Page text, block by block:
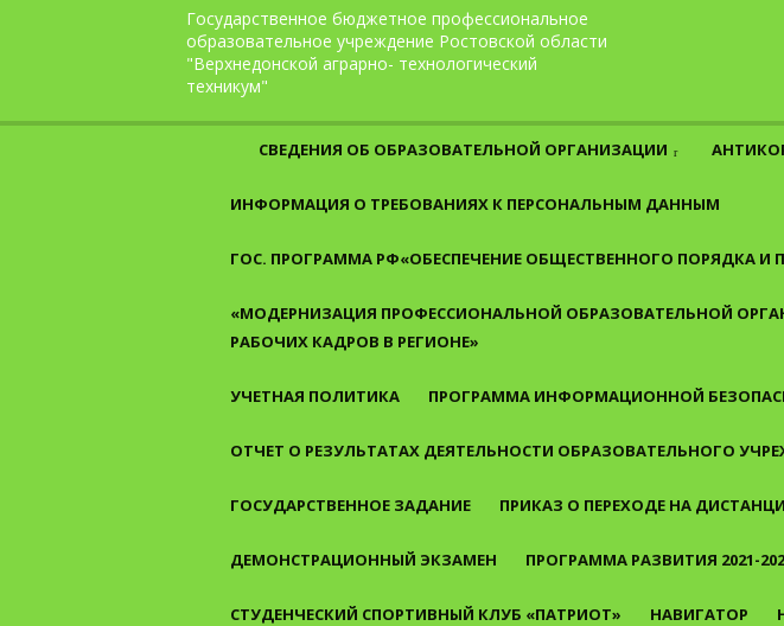
Перейти к содержаниюГосударственное бюджетное профессиональное
образовательное учреждение Ростовской области
"Верхнедонской аграрно- технологический
техникум"
СВЕДЕНИЯ ОБ ОБРАЗОВАТЕЛЬНОЙ ОРГАНИЗАЦИИ
ИНФОРМАЦИЯ О ТРЕБОВАНИЯХ К ПЕРСОНАЛЬНЫМ ДАННЫМ
ГОС. ПРОГРАММА РФ«ОБЕСПЕЧЕНИЕ ОБЩЕСТВЕННОГО ПОРЯДКА И
«МОДЕРНИЗАЦИЯ ПРОФЕССИОНАЛЬНОЙ ОБРАЗОВАТЕЛЬНОЙ
РАБОЧИХ КАДРОВ В РЕГИОНЕ»
УЧЕТНАЯ ПОЛИТИКА ПРОГРАММА ИНФОРМАЦИОННОЙ
ОТЧЕТ О РЕЗУЛЬТАТАХ ДЕЯТЕЛЬНОСТИ ОБРАЗОВАТЕЛЬНОГО
ГОСУДАРСТВЕННОЕ ЗАДАНИЕ ПРИКАЗ О ПЕРЕХОДЕ НА
ДЕМОНСТРАЦИОННЫЙ ЭКЗАМЕН ПРОГРАММА РАЗВИТИЯ 2021-
СТУДЕНЧЕСКИЙ СПОРТИВНЫЙ КЛУБ «ПАТРИОТ» НАВИГАТОР